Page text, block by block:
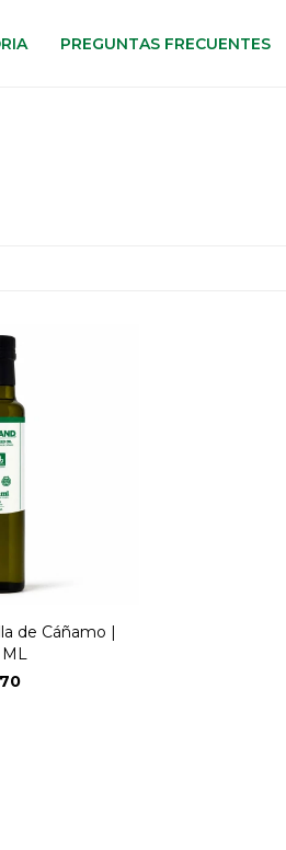
PREGUNTAS FRECUENTES
de Cáñamo |
ML